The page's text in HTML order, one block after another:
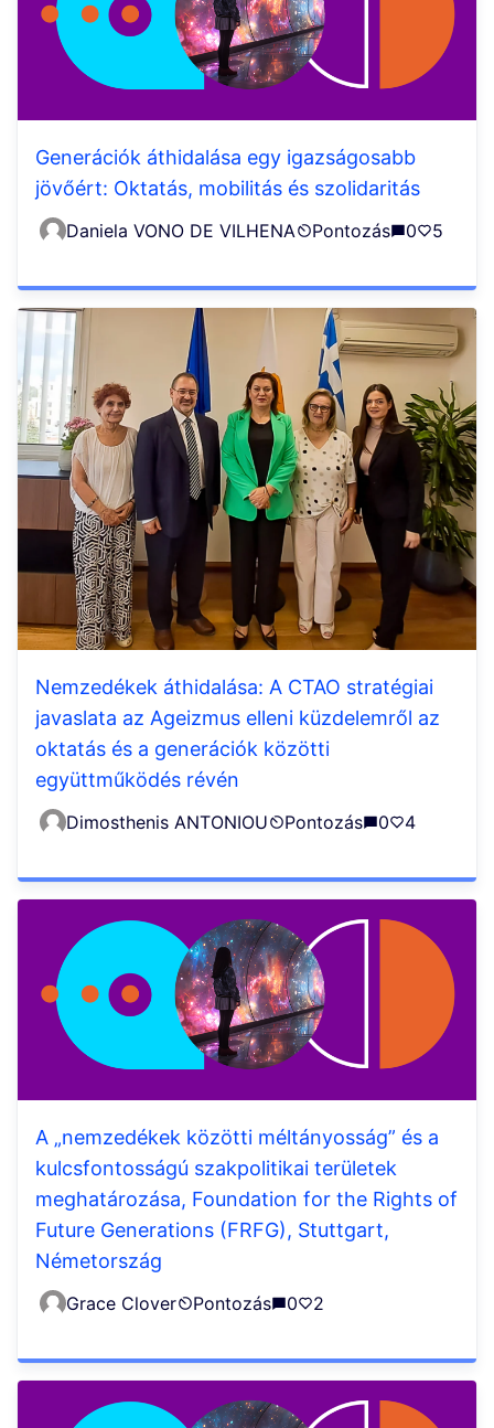
Generációk áthidalása egy igazságosabb
jövőért: Oktatás, mobilitás és szolidaritás
Daniela VONO DE VILHENA Pontozás 0 5
Nemzedékek áthidalása: A CTAO stratégiai
javaslata az Ageizmus elleni küzdelemről az
oktatás és a generációk közötti
együttműködés révén
Dimosthenis ANTONIOU Pontozás 0 4
A „nemzedékek közötti méltányosság” és a
kulcsfontosságú szakpolitikai területek
meghatározása, Foundation for the Rights of
Future Generations (FRFG), Stuttgart,
Németország
Grace Clover Pontozás 0 2